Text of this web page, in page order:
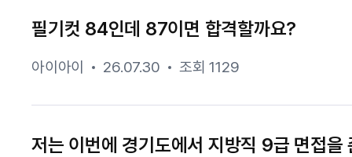
필기컷 84인데 87이면 합격할까요?
아이아이 26.07.30 조회 1129
저는 이번에 경기도에서 지방직 9급 면접을